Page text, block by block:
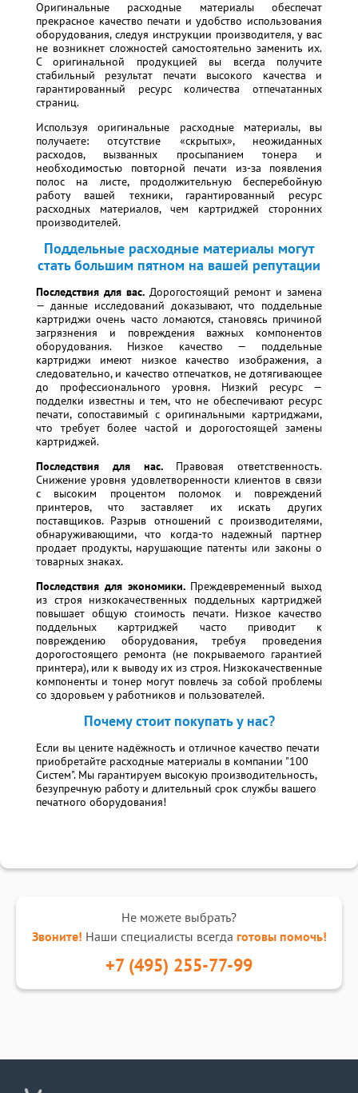
Оригинальные расходные материалы обеспечат
прекрасное качество печати и удобство использования
оборудования, следуя инструкции производителя, у вас
не возникнет сложностей самостоятельно заменить их.
С оригинальной продукцией вы всегда получите
стабильный результат печати высокого качества и
гарантированный ресурс количества отпечатанных
страниц.
Используя оригинальные расходные материалы, вы
получаете: отсутствие «скрытых», неожиданных
расходов, вызванных просыпанием тонера и
необходимостью повторной печати из-за появления
полос на листе, продолжительную бесперебойную
работу вашей техники, гарантированный ресурс
расходных материалов, чем картриджей сторонних
производителей.
Поддельные расходные материалы могут
стать большим пятном на вашей репутации
Последствия для вас. Дорогостоящий ремонт и замена
— данные исследований доказывают, что поддельные
картриджи очень часто ломаются, становясь причиной
загрязнения и повреждения важных компонентов
оборудования. Низкое качество — поддельные
картриджи имеют низкое качество изображения, а
следовательно, и качество отпечатков, не дотягивающее
до профессионального уровня. Низкий ресурс —
подделки известны и тем, что не обеспечивают ресурс
печати, сопоставимый с оригинальными картриджами,
что требует более частой и дорогостоящей замены
картриджей.
Последствия для нас.Правовая ответственность.
Снижение уровня удовлетворенности клиентов в связи
с высоким процентом поломок и повреждений
принтеров, что заставляет их искать других
поставщиков. Разрыв отношений с производителями,
обнаруживающими, что когда-то надежный партнер
продает продукты, нарушающие патенты или законы о
товарных знаках.
Последствия для экономики.Преждевременный выход
из строя низкокачественных поддельных картриджей
повышает общую стоимость печати. Низкое качество
поддельных картриджей часто приводит к
повреждению оборудования, требуя проведения
дорогостоящего ремонта (не покрываемого гарантией
принтера), или к выводу их из строя. Низкокачественные
компоненты и тонер могут повлечь за собой проблемы
со здоровьем у работников и пользователей.
Почему стоит покупать у нас?
Если вы цените надёжность и отличное качество печати
приобретайте расходные материалы в компании "100
Систем". Мы гарантируем высокую производительность,
безупречную работу и длительный срок службы вашего
печатного оборудования!
Не можете выбрать?
Звоните! Наши специалисты всегда готовы помочь!
+7 (495) 255-77-99